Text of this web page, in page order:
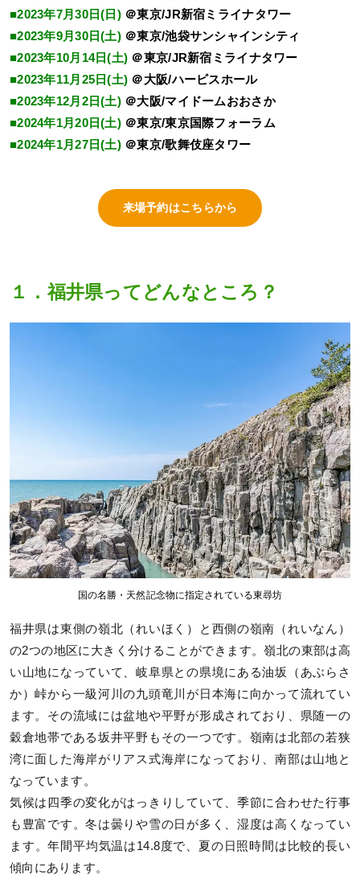
■2023年7月30日(日) ＠東京/JR新宿ミライナタワー
■2023年9月30日(土) ＠東京/池袋サンシャインシティ
■2023年10月14日(土) ＠東京/JR新宿ミライナタワー
■2023年11月25日(土) ＠大阪/ハービスホール
■2023年12月2日(土) ＠大阪/マイドームおおさか
■2024年1月20日(土) ＠東京/東京国際フォーラム
■2024年1月27日(土) ＠東京/歌舞伎座タワー
来場予約はこちらから
１．福井県ってどんなところ？
国の名勝・天然記念物に指定されている東尋坊
福井県は東側の嶺北（れいほく）と西側の嶺南（れいなん）
の2つの地区に大きく分けることができます。嶺北の東部は高
い山地になっていて、岐阜県との県境にある油坂（あぶらさ
か）峠から一級河川の九頭竜川が日本海に向かって流れてい
ます。その流域には盆地や平野が形成されており、県随一の
穀倉地帯である坂井平野もその一つです。嶺南は北部の若狭
湾に面した海岸がリアス式海岸になっており、南部は山地と
なっています。
気候は四季の変化がはっきりしていて、季節に合わせた行事
も豊富です。冬は曇りや雪の日が多く、湿度は高くなってい
ます。年間平均気温は14.8度で、夏の日照時間は比較的長い
傾向にあります。